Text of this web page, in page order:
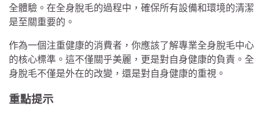
全體驗。在全身脫毛的過程中，確保所有設備和環境的清潔
是至關重要的。
作為一個注重健康的消費者，你應該了解專業全身脫毛中心
的核心標準。這不僅關乎美麗，更是對自身健康的負責。全
身脫毛不僅是外在的改變，還是對自身健康的重視。
重點提示